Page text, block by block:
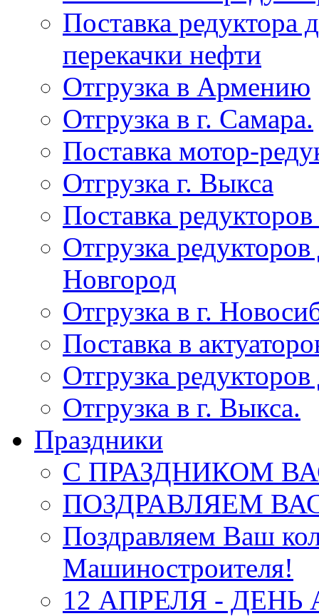
Поставка редуктора
перекачки нефти
Отгрузка в Армению
Отгрузка в г. Самара.
Поставка мотор-
Отгрузка г. Выкса
Поставка
Отгрузка
Новгород
Отгрузка в г.
Поставка в
Отгрузка
Отгрузка в г. Выкса.
Праздники
С ПРАЗДНИКОМ
ПОЗДРАВЛЯЕМ
Поздравляем Ваш
Машиностроителя!
12 АПРЕЛЯ -